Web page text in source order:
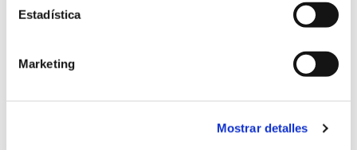
Estadística
Marketing
Mostrar detalles
Proyecto CT-192